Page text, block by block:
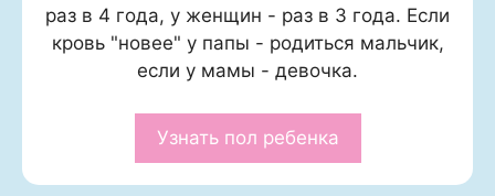
раз в 4 года, у женщин - раз в 3 года. Если
кровь "новее" у папы - родиться мальчик,
если у мамы - девочка.
Узнать пол ребенка